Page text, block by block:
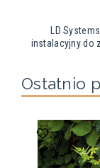
LD
instalacyjny do
Ostatnio